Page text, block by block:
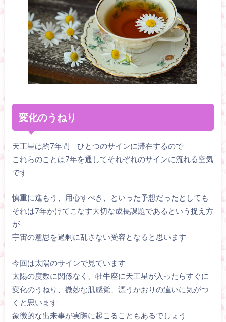
変化のうねり
天王星は約7年間 ひとつのサインに滞在するので
これらのことは7年を通してそれぞれのサインに流れる空気
です
慎重に進もう、用心すべき、といった予想だったとしても
それは7年かけてこなす大切な成長課題であるという捉え方
が
宇宙の意思を過剰に乱さない受容となると思います
今回は太陽のサインで見ています
太陽の度数に関係なく、牡牛座に天王星が入ったらすぐに
変化のうねり、微妙な肌感覚、漂うかおりの違いに気がつ
くと思います
象徴的な出来事が実際に起こることもあるでしょう